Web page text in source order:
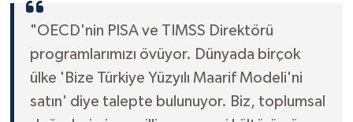
"OECD'nin PISA ve TIMSS Direktörü
programlarımızı övüyor. Dünyada birçok
ülke 'Bize Türkiye Yüzyılı Maarif Modeli'ni
satın' diye talepte bulunuyor. Biz, toplumsal